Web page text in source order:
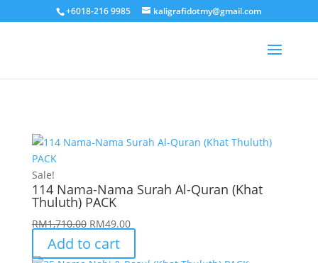
+6018-216 9985 kaligrafidotmy@gmail.com
Sale!
114 Nama-Nama Surah Al-Quran (Khat
Thuluth) PACK
RM1,710.00 Original
price
was:
RM49.00Current
is:
Add to cart